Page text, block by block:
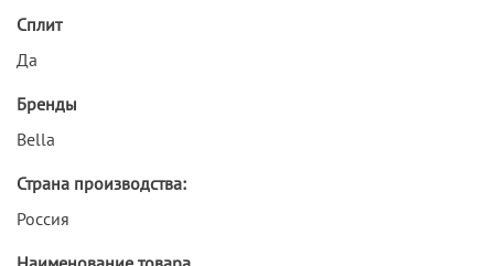
Сплит
Да
Бренды
Bella
Страна производства:
Россия